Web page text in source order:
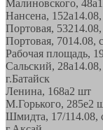
Малиновского, 48а
Нансена, 152а
Портовая, 532
Портовая, 7014.08,
Рабочая площадь,
Сальский, 28a
г.Батайск
Ленина, 168а2 шт
М.Горького, 285е2
Шмидта, 17/114.08,